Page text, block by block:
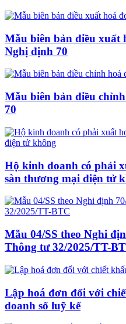
Mẫu biên bản điều xuất
Nghị định 70
Mẫu biên bản điều
70
Hộ kinh doanh có phải
sàn thương mại điện tử
Mẫu 04/SS theo Nghi
Thông tư 32/2025/TT-
Lập hoá đơn đối với
doanh số luỹ kế